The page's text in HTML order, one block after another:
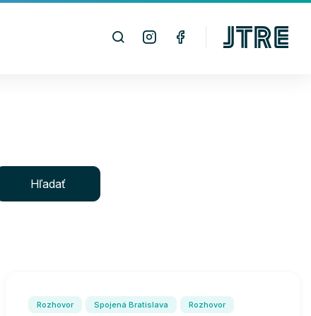
Hľadať
Rozhovor Spojená Bratislava Rozhovor